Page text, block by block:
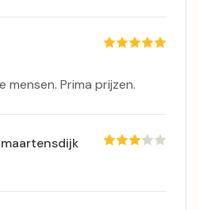
mensen. Prima prijzen.